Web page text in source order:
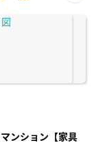
に入
ンション【家具